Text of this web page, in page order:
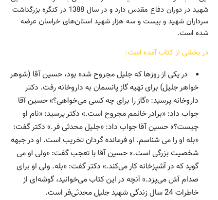
شهید در دوران دفاع مقدس دارد و در سال 1388 در کنگره بزرگداشت
سرداران شهید و بیست و سه هزار شهید استان‌های خراسان عرضه
شده است.
در بخشی از کتاب آمده است:
در یکی از روزها که جلیل مجروح شده بود، حسین آقا (شوهر
خواهر جلیل) برای تهیه گاز پانسمان به داروخانه رفت. دکتر
داروخانه پرسید: «گاز را برای چه کسی می‌خواهی؟» حسین آقا
جواب داد: «برادر خانمم مجروح است.» دکتر پرسید: «نام او
چیست؟» حسین آقا جواب داد: «جلیل محدثی فر.» دکتر گفت:
«بله او را می شناسم. او فرمانده گردان تخریب است. او در جبهه
شخصیت بزرگی است.» حسین آقا با تعجب گفت: «ولی او می
گوید که در آشپزخانه کار می‌کند.» دکتر گفت: «بله. ولی او برای
صدام آش می‌پزد.» آنچه در این کتاب می‌خوانید، گوشه‌ای از
خاطرات 24 سال زندگی شهید جلیل محدثی‌فر است.